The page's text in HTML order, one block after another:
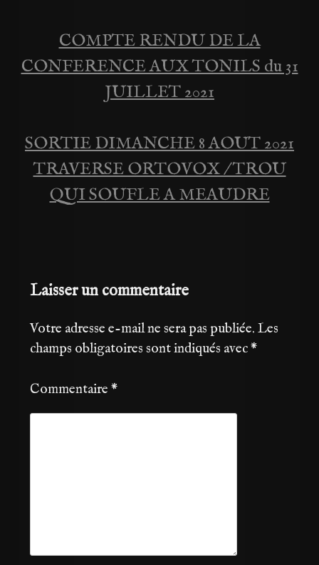
Navigation
de
COMPTE RENDU DE LA
CONFERENCE AUX TONILS du 31
JUILLET 2021
SORTIE DIMANCHE 8 AOUT 2021
TRAVERSE ORTOVOX / TROU
QUI SOUFLE A MEAUDRE
Laisser un commentaire
Votre adresse e-mail ne sera pas publiée. Les
champs obligatoires sont indiqués avec*
Commentaire *